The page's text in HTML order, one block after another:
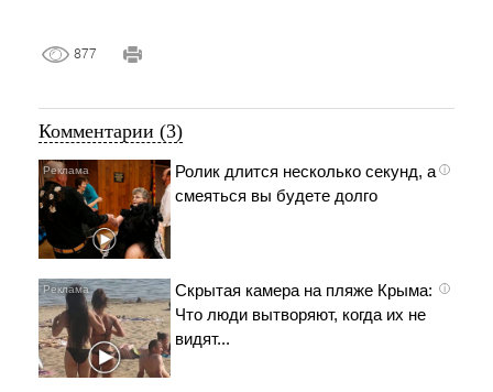
877
Комментарии (3)
i
Ролик длится несколько секунд, а
смеяться вы будете долго
i
Скрытая камера на пляже Крыма:
Что люди вытворяют, когда их не
видят...